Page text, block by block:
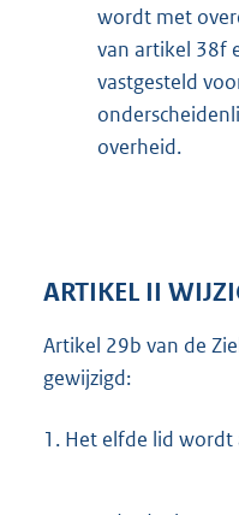
wordt met
van artikel 38f
vastgesteld
overheid.
ARTIKEL II
Artikel 29b van de
gewijzigd:
1. Het elfde lid wordt